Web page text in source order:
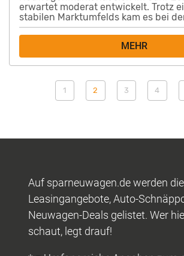
erwartet moderat entwickelt. Trotz
stabilen Marktumfelds kam es bei
MEHR
1 2 3 4
Auf sparneuwagen.de werden
Leasingangebote, Auto-
Neuwagen-Deals gelistet. Wer
schaut, legt drauf!